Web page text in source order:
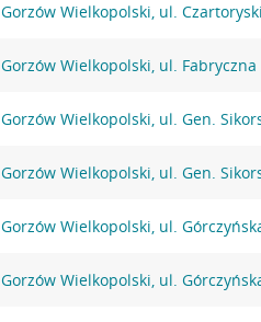
Gorzów Wielkopolski, ul.
Gorzów Wielkopolski, ul. Fabryczna
Gorzów Wielkopolski, ul. Gen.
Gorzów Wielkopolski, ul. Gen.
Gorzów Wielkopolski, ul.
Gorzów Wielkopolski, ul.